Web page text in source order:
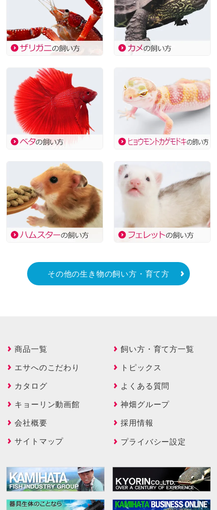
その他の生き物の飼い方・育て方
商品一覧
飼い方・育て方一覧
エサへのこだわり
トピックス
カタログ
よくある質問
キョーリン動画館
神畑グループ
会社概要
採用情報
サイトマップ
プライバシー設定